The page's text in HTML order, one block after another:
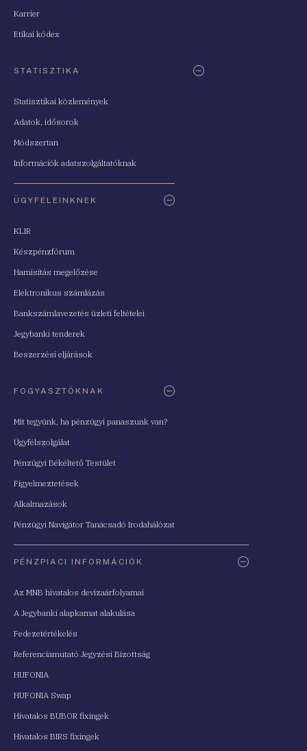
Karrier
Etikai kódex
STATISZTIKA
Statisztikai közlemények
Adatok, idősorok
Módszertan
Információk adatszolgáltatóknak
ÜGYFELEINKNEK
KLIR
Készpénzfórum
Hamisítás megelőzése
Elektronikus számlázás
Bankszámlavezetés üzleti feltételei
Jegybanki tenderek
Beszerzési eljárások
FOGYASZTÓKNAK
Mit tegyünk, ha pénzügyi panaszunk van?
Ügyfélszolgálat
Pénzügyi Békéltető Testület
Figyelmeztetések
Alkalmazások
Pénzügyi Navigátor Tanácsadó Irodahálózat
PÉNZPIACI INFORMÁCIÓK
Az MNB hivatalos devizaárfolyamai
A Jegybanki alapkamat alakulása
Fedezetértékelés
Referenciamutató Jegyzési Bizottság
HUFONIA
HUFONIA Swap
Hivatalos BUBOR fixingek
Hivatalos BIRS fixingek